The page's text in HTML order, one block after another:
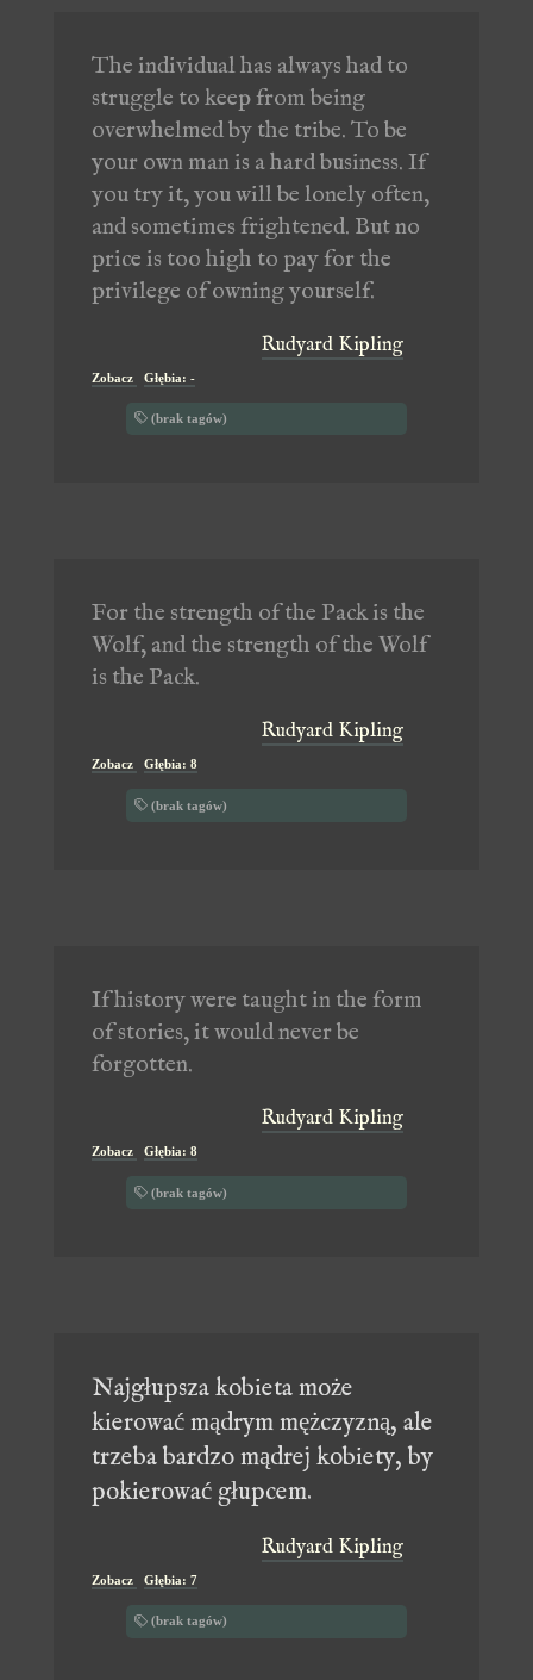
The individual has always had to
struggle to keep from being
overwhelmed by the tribe. To be
your own man is a hard business. If
you try it, you will be lonely often,
and sometimes frightened. But no
price is too high to pay for the
privilege of owning yourself.
Rudyard Kipling
Zobacz Głębia: -
(brak tagów)
For the strength of the Pack is the
Wolf, and the strength of the Wolf
is the Pack.
Rudyard Kipling
Zobacz Głębia: 8
(brak tagów)
If history were taught in the form
of stories, it would never be
forgotten.
Rudyard Kipling
Zobacz Głębia: 8
(brak tagów)
Najgłupsza kobieta może
kierować mądrym mężczyzną, ale
trzeba bardzo mądrej kobiety, by
pokierować głupcem.
Rudyard Kipling
Zobacz Głębia: 7
(brak tagów)